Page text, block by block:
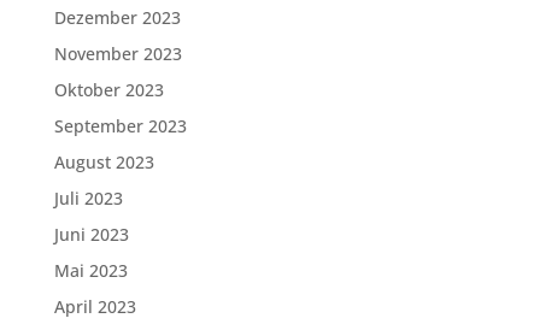
Dezember 2023
November 2023
Oktober 2023
September 2023
August 2023
Juli 2023
Juni 2023
Mai 2023
April 2023